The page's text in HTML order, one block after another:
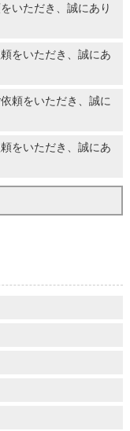
いただき、誠にあり
をいただき、誠にあ
頼をいただき、誠に
をいただき、誠にあ